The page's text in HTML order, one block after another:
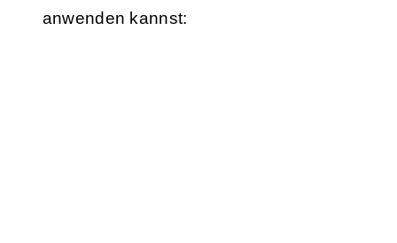
anwenden kannst: